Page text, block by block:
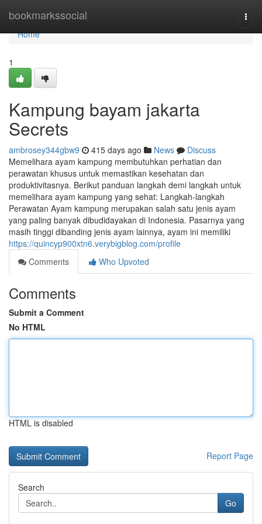
bookmarkssocial
Home
Home
1
Kampung bayam jakarta
Secrets
ambrosey344gbw9 415 days ago News
Discuss
Memelihara ayam kampung membutuhkan perhatian dan
perawatan khusus untuk memastikan kesehatan dan
produktivitasnya. Berikut panduan langkah demi langkah untuk
memelihara ayam kampung yang sehat: Langkah-langkah
Perawatan Ayam kampung merupakan salah satu jenis ayam
yang paling banyak dibudidayakan di Indonesia. Pasarnya yang
masih tinggi dibanding jenis ayam lainnya, ayam ini memiliki
https://quincyp900xtn6.verybigblog.com/profile
Comments
Who Upvoted
Comments
Submit a Comment
No HTML
HTML is disabled
Report Page
Search
Go